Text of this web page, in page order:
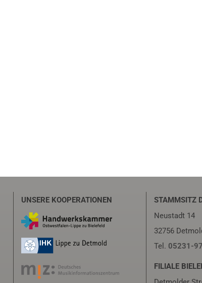
UNSERE KOOPERATIONEN
STAMMSITZ
Neustadt 14
32756
Tel. 05231-
FILIALE